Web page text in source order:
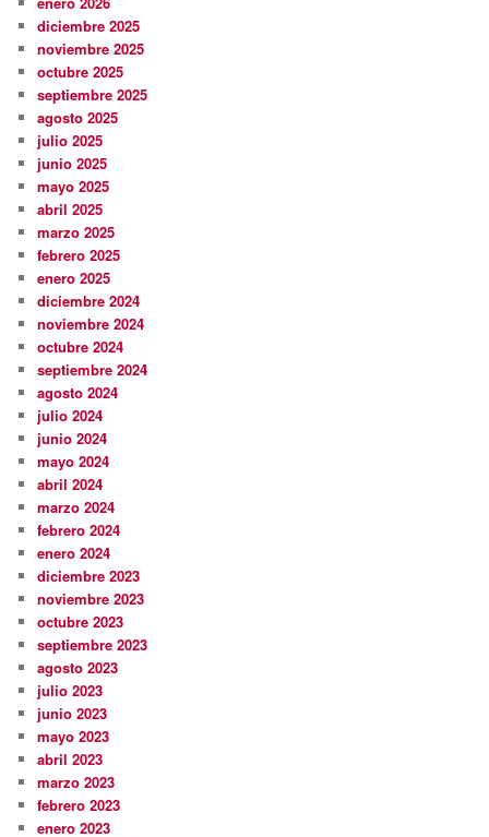
diciembre 2025
noviembre 2025
octubre 2025
septiembre 2025
agosto 2025
julio 2025
junio 2025
mayo 2025
abril 2025
marzo 2025
febrero 2025
enero 2025
diciembre 2024
noviembre 2024
octubre 2024
septiembre 2024
agosto 2024
julio 2024
junio 2024
mayo 2024
abril 2024
marzo 2024
febrero 2024
enero 2024
diciembre 2023
noviembre 2023
octubre 2023
septiembre 2023
agosto 2023
julio 2023
junio 2023
mayo 2023
abril 2023
marzo 2023
febrero 2023
enero 2023